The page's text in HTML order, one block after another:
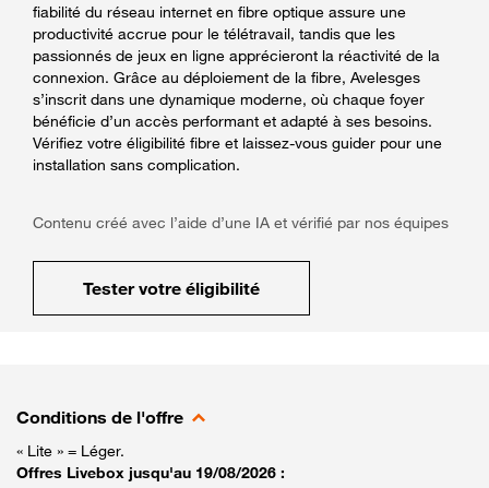
fiabilité du réseau internet en fibre optique assure une
productivité accrue pour le télétravail, tandis que les
passionnés de jeux en ligne apprécieront la réactivité de la
connexion. Grâce au déploiement de la fibre, Avelesges
s’inscrit dans une dynamique moderne, où chaque foyer
bénéficie d’un accès performant et adapté à ses besoins.
Vérifiez votre éligibilité fibre et laissez-vous guider pour une
installation sans complication.
Contenu créé avec l’aide d’une IA et vérifié par nos équipes
Tester votre éligibilité
Conditions de l'offre
« Lite » = Léger.
Offres Livebox jusqu'au 19/08/2026 :